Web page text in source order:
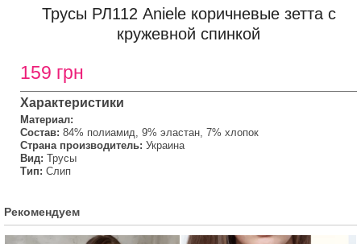
Трусы РЛ112 Aniele коричневые зетта с
кружевной спинкой
159 грн
Характеристики
Материал:
Состав: 84% полиамид, 9% эластан, 7% хлопок
Страна производитель: Украина
Вид: Трусы
Тип: Слип
Рекомендуем